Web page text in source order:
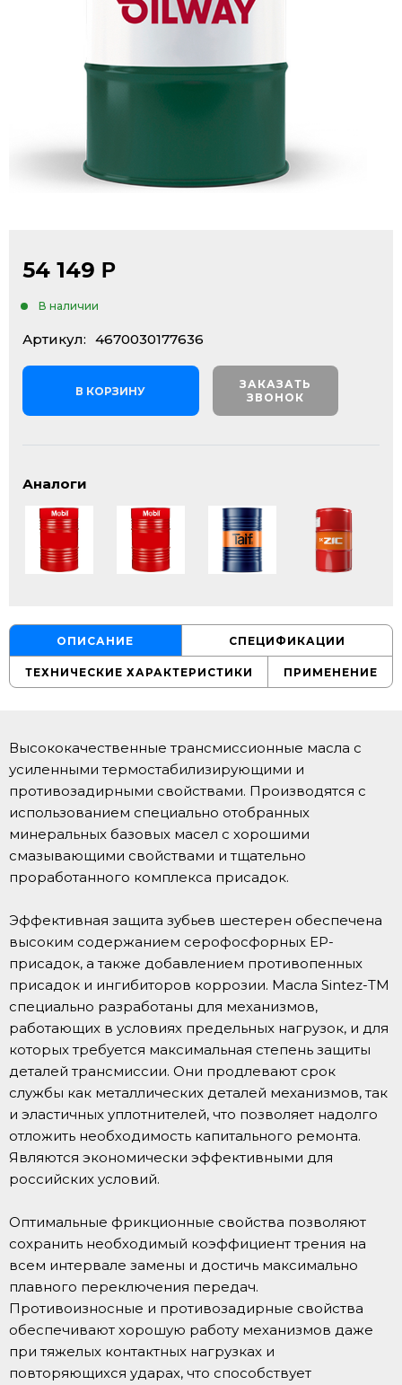
54 149 Р
В наличии
Артикул: 4670030177636
В КОРЗИНУ
ЗАКАЗАТЬ
ЗВОНОК
Аналоги
ОПИСАНИЕ СПЕЦИФИКАЦИИ
ТЕХНИЧЕСКИЕ ХАРАКТЕРИСТИКИ ПРИМЕНЕНИЕ
Высококачественные трансмиссионные масла с
усиленными термостабилизирующими и
противозадирными свойствами. Производятся с
использованием специально отобранных
минеральных базовых масел с хорошими
смазывающими свойствами и тщательно
проработанного комплекса присадок.
Эффективная защита зубьев шестерен обеспечена
высоким содержанием серофосфорных EP-
присадок, а также добавлением противопенных
присадок и ингибиторов коррозии. Масла Sintez-TM
специально разработаны для механизмов,
работающих в условиях предельных нагрузок, и для
которых требуется максимальная степень защиты
деталей трансмиссии. Они продлевают срок
службы как металлических деталей механизмов, так
и эластичных уплотнителей, что позволяет надолго
отложить необходимость капитального ремонта.
Являются экономически эффективными для
российских условий.
Оптимальные фрикционные свойства позволяют
сохранить необходимый коэффициент трения на
всем интервале замены и достичь максимально
плавного переключения передач.
Противоизносные и противозадирные свойства
обеспечивают хорошую работу механизмов даже
при тяжелых контактных нагрузках и
повторяющихся ударах, что способствует